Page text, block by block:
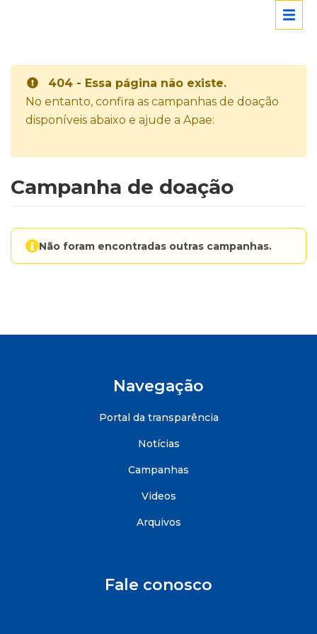
404 - Essa página não existe.
No entanto, confira as campanhas de doação
disponíveis abaixo e ajude a Apae:
Campanha de doação
Não foram encontradas outras campanhas.
Navegação
Portal da transparência
Notícias
Campanhas
Videos
Arquivos
Fale conosco